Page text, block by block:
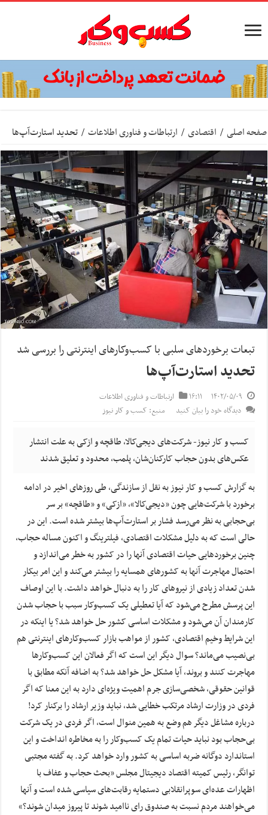
صفحه اصلی / اقتصادی / ارتباطات و فناوری اطلاعات / تحدید استارت‌آپ‌ها
تبعات برخوردهای سلبی با کسب‌وکارهای اینترنتی را بررسی شد
تحدید استارت‌آپ‌ها
۱۴۰۲/۰۵/۰۹ ۱۶:۱۱
ارتباطات و فناوری اطلاعات
دیدگاه خود را بیان کنید
منبع: کسب و کار نیوز
کسب و کار نیوز- شرکت‌های دیجی‌کالا، طاقچه و ازکی به علت انتشار
عکس‌های بدون حجاب کارکنان‌شان، پلمب، محدود و تعلیق شدند
به گزارش کسب و کار نیوز به نقل از سازندگی، طی روزهای اخیر در ادامه
برخورد با شرکت‌هایی چون «دیجی‌کالا»، «ازکی» و «طاقچه» بر سر
بی‌حجابی به نظر می‌رسد فشار بر استارت‌آپ‌ها بیشتر شده است. این در
حالی است که به دلیل مشکلات اقتصادی، فیلترینگ و اکنون مساله حجاب،
چنین برخوردهایی حیات اقتصادی آنها را در کشور به خطر می‌اندازد و
احتمال مهاجرت آنها به کشورهای همسایه را بیشتر می‌کند و این امر بیکار
شدن تعداد زیادی از نیروهای کار را به دنبال خواهد داشت. با این اوصاف
این پرسش مطرح می‌شود که آیا تعطیلی یک کسب‌وکار سبب با حجاب شدن
کارمندان آن می‌شود و مشکلات اساسی کشور حل خواهد شد؟ یا اینکه در
این شرایط وخیم اقتصادی، کشور از مواهب بازار کسب‌وکارهای اینترنتی هم
بی‌نصیب می‌ماند؟ سوال دیگر این است که اگر فعالان این کسب‌وکارها
مهاجرت کنند و بروند، آیا مشکل حل خواهد شد؟ به اضافه آنکه مطابق با
قوانین حقوقی، شخصی‌سازی جرم اهمیت ویژه‌ای دارد به این معنا که اگر
فردی در وزارت ارشاد مرتکب خطایی شد، نباید وزیر ارشاد را برکنار کرد!
درباره مشاغل دیگر هم وضع به همین منوال است، اگر فردی در یک شرکت
بی‌حجاب بود نباید حیات تمام یک کسب‌وکار را به مخاطره انداخت و این
استاندارد دوگانه ضربه اساسی به کشور وارد خواهد کرد. به گفته مجتبی
توانگر، رئیس کمیته اقتصاد دیجیتال مجلس «بحث حجاب و عفاف با
اظهارات عده‌ای سوپرانقلابی دستمایه رقابت‌های سیاسی شده است و آنها
می‌خواهند مردم نسبت به صندوق رای ناامید شوند تا پیروز میدان شوند؟»